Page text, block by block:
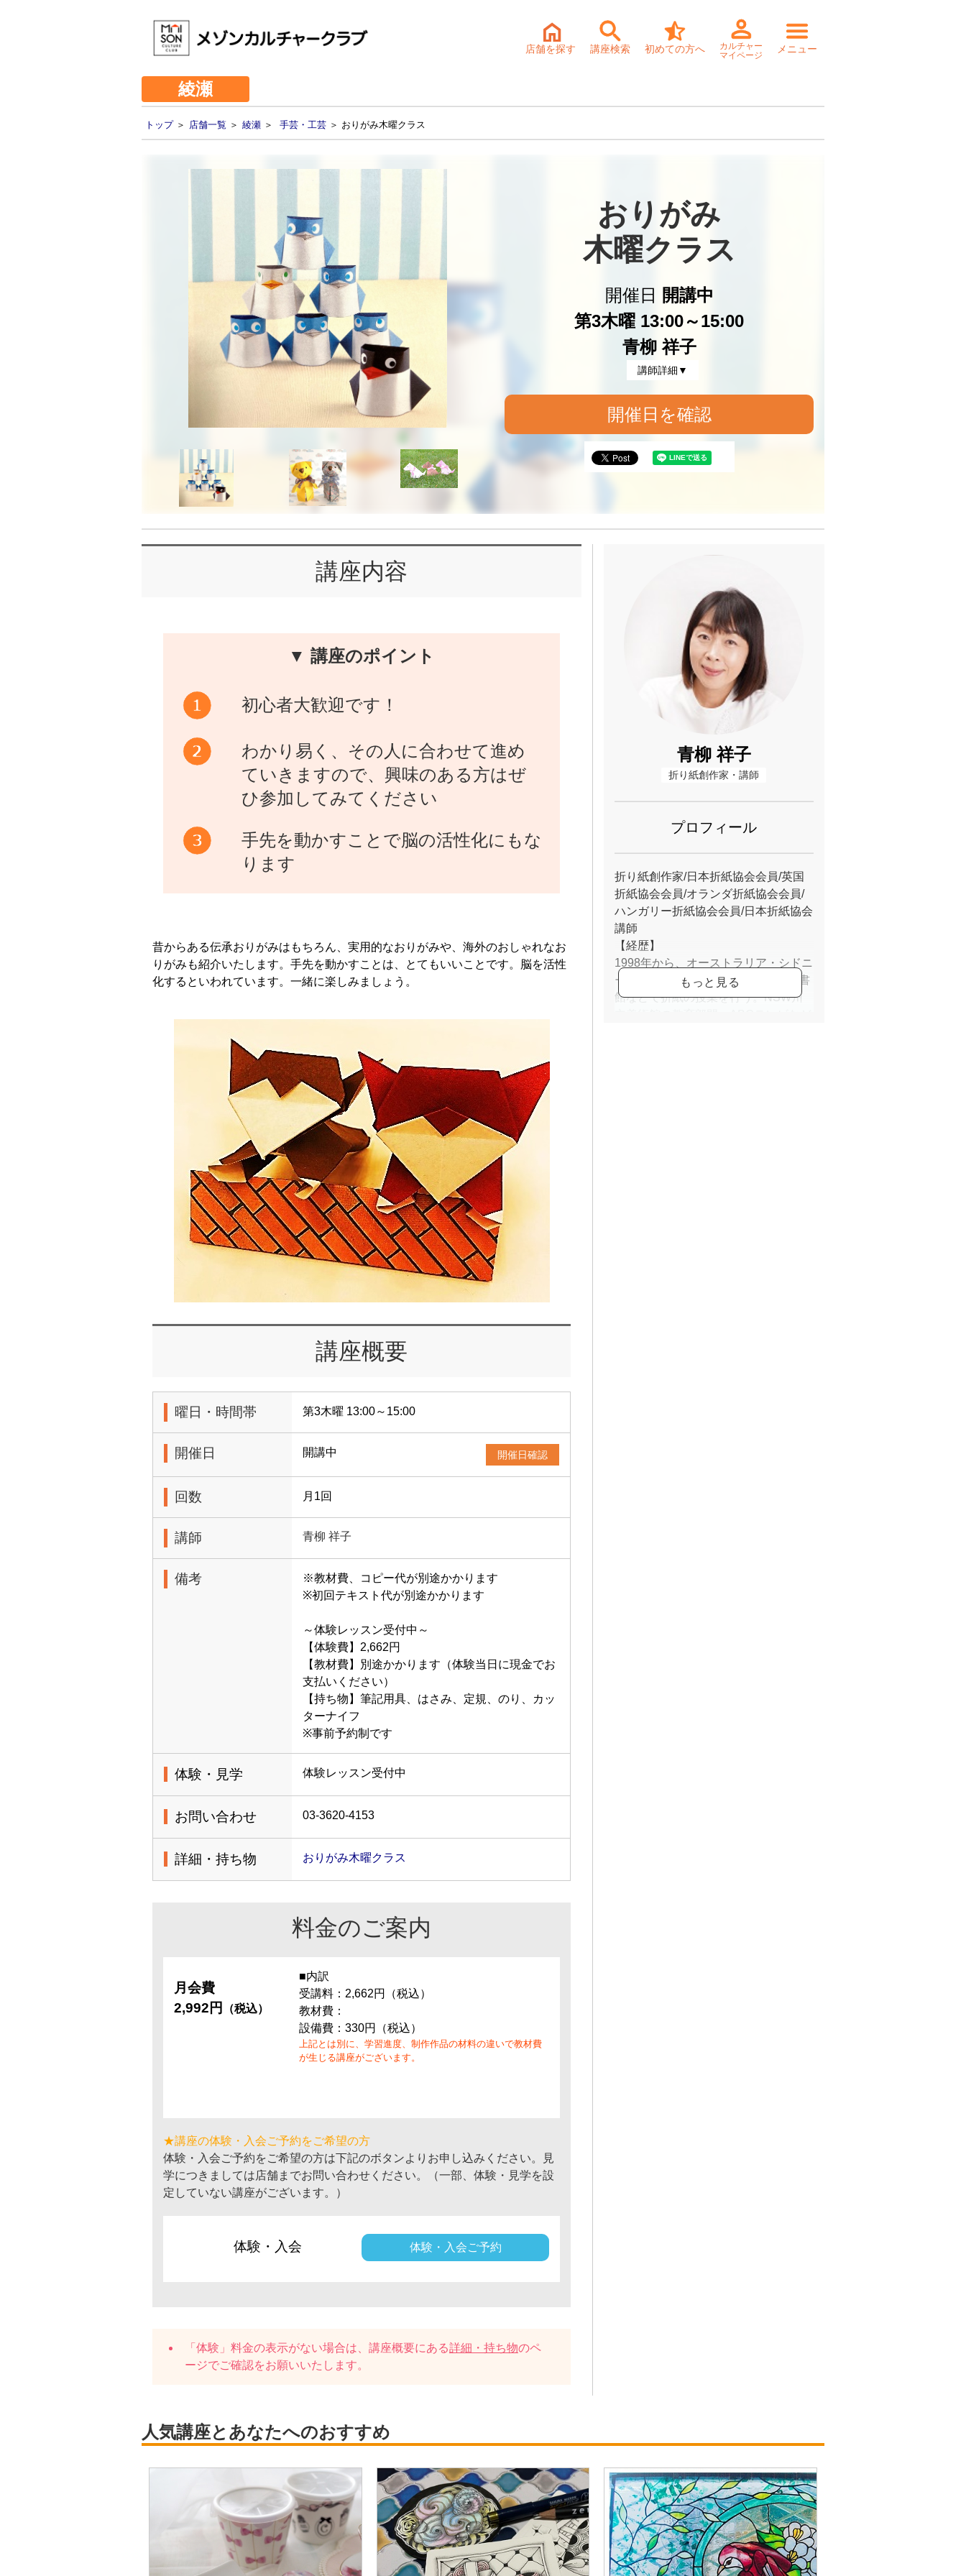
店舗を探す 講座検索 初めての方へ
カルチャー
マイページ
メニュー
綾瀬
トップ＞ 店舗一覧 ＞ 綾瀬 ＞ 手芸・工芸 ＞ おりがみ木曜クラス
おりがみ
木曜クラス
開催日
開講中
第3木曜 13:00～15:00
青柳 祥子
講師詳細▼
開催日を確認
講座内容
▼ 講座のポイント
初心者大歓迎です！
わかり易く、その人に合わせて進め
ていきますので、興味のある方はぜ
ひ参加してみてください
手先を動かすことで脳の活性化にもな
ります
昔からある伝承おりがみはもちろん、実用的なおりがみや、海外のおしゃれなお
りがみも紹介いたします。手先を動かすことは、とてもいいことです。脳を活性
化するといわれています。一緒に楽しみましょう。
講座概要
曜日・時間帯 第3木曜 13:00～15:00
開催日 開講中 開催日確認
回数 月1回
講師 青柳 祥子
備考
※教材費、コピー代が別途かかります
※初回テキスト代が別途かかります
～体験レッスン受付中～
【体験費】2,662円
【教材費】別途かかります（体験当日に現金でお
支払いください）
【持ち物】筆記用具、はさみ、定規、のり、カッ
ターナイフ
※事前予約制です
体験・見学 体験レッスン受付中
お問い合わせ 03-3620-4153
詳細・持ち物 おりがみ木曜クラス
料金のご案内
月会費
2,992円
（税込）
■内訳
受講料：2,662円（税込）
教材費：
設備費：330円（税込）
上記とは別に、学習進度、制作作品の材料の違いで教材費
が生じる講座がございます。
★講座の体験・入会ご予約をご希望の方
体験・入会ご予約をご希望の方は下記のボタンよりお申し込みください。見
学につきましては店舗までお問い合わせください。（一部、体験・見学を設
定していない講座がございます。）
体験・入会 体験・入会ご予約
「体験」料金の表示がない場合は、講座概要にある詳細・持ち物のペ
ージでご確認をお願いいたします。
青柳 祥子
折り紙創作家・講師
プロフィール
折り紙創作家/日本折紙協会会員/英国
折紙協会会員/オランダ折紙協会会員/
ハンガリー折紙協会会員/日本折紙協会
講師
【経歴】
1998年から、オーストラリア・シドニ
ーの幼稚園、小学校、美術学校、図書
館などで折紙の授業を行う。NSW州